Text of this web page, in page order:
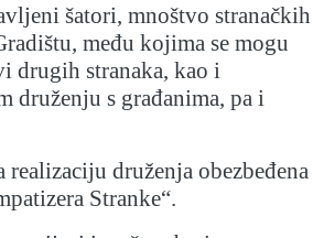
šatori, mnoštvo stranačkih
među kojima se mogu
drugih stranaka, kao i
druženju s građanima, pa i
realizaciju druženja obezbeđena
Stranke“.